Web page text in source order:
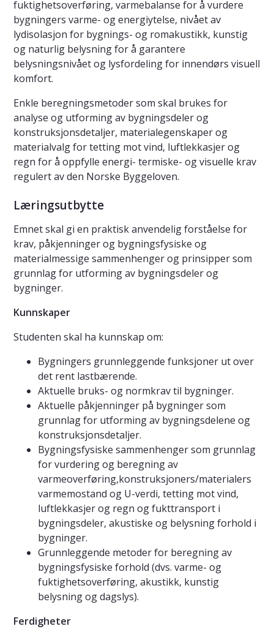
fuktighetsoverføring, varmebalanse for å vurdere
bygningers varme- og energiytelse, nivået av
lydisolasjon for bygnings- og romakustikk, kunstig
og naturlig belysning for å garantere
belysningsnivået og lysfordeling for innendørs visuell
komfort.
Enkle beregningsmetoder som skal brukes for
analyse og utforming av bygningsdeler og
konstruksjonsdetaljer, materialegenskaper og
materialvalg for tetting mot vind, luftlekkasjer og
regn for å oppfylle energi- termiske- og visuelle krav
regulert av den Norske Byggeloven.
Læringsutbytte
Emnet skal gi en praktisk anvendelig forståelse for
krav, påkjenninger og bygningsfysiske og
materialmessige sammenhenger og prinsipper som
grunnlag for utforming av bygningsdeler og
bygninger.
Kunnskaper
Studenten skal ha kunnskap om:
Bygningers grunnleggende funksjoner ut over
det rent lastbærende.
Aktuelle bruks- og normkrav til bygninger.
Aktuelle påkjenninger på bygninger som
grunnlag for utforming av bygningsdelene og
konstruksjonsdetaljer.
Bygningsfysiske sammenhenger som grunnlag
for vurdering og beregning av
varmeoverføring,konstruksjoners/materialers
varmemostand og U-verdi, tetting mot vind,
luftlekkasjer og regn og fukttransport i
bygningsdeler, akustiske og belysning forhold i
bygninger.
Grunnleggende metoder for beregning av
bygningsfysiske forhold (dvs. varme- og
fuktighetsoverføring, akustikk, kunstig
belysning og dagslys).
Ferdigheter